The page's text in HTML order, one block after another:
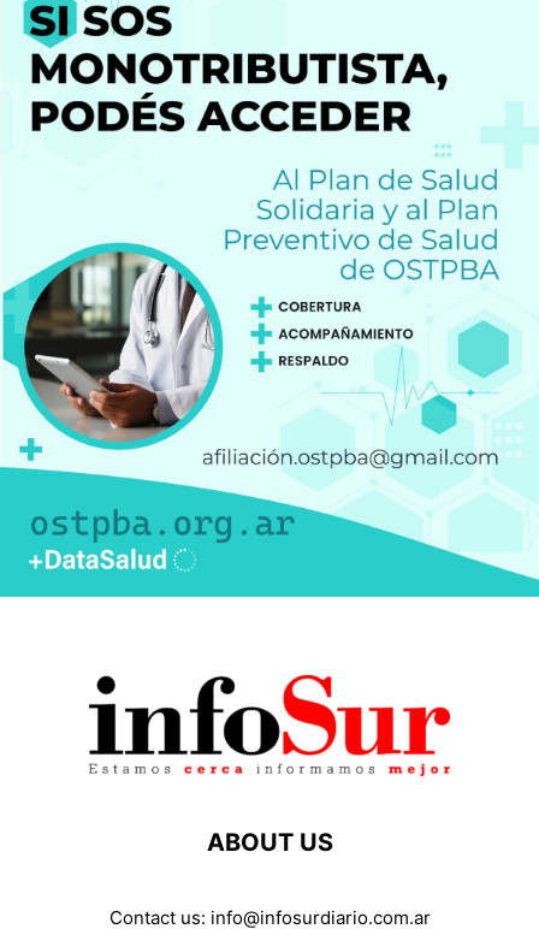
ABOUT US
Contact us: info@infosurdiario.com.ar